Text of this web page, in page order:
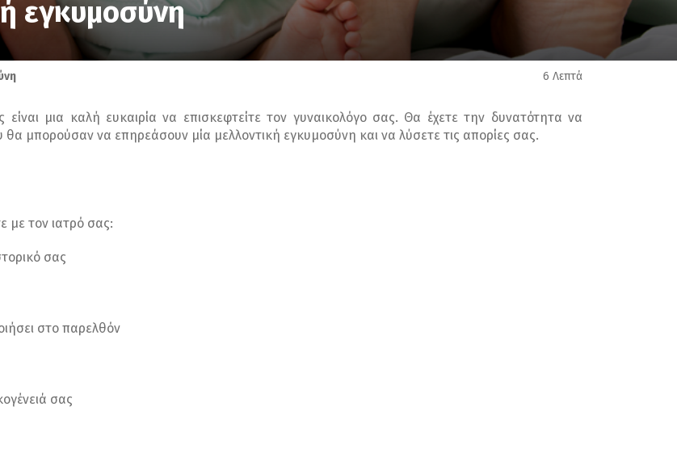
εγκυμοσύνη
6 Λεπτά
είναι μια καλή ευκαιρία να επισκεφτείτε τον γυναικολόγο σας. Θα έχετε την δυνατότητα να
μπορούσαν να επηρεάσουν μία μελλοντική εγκυμοσύνη και να λύσετε τις απορίες σας.
με τον ιατρό σας:
σας
στο παρελθόν
σας